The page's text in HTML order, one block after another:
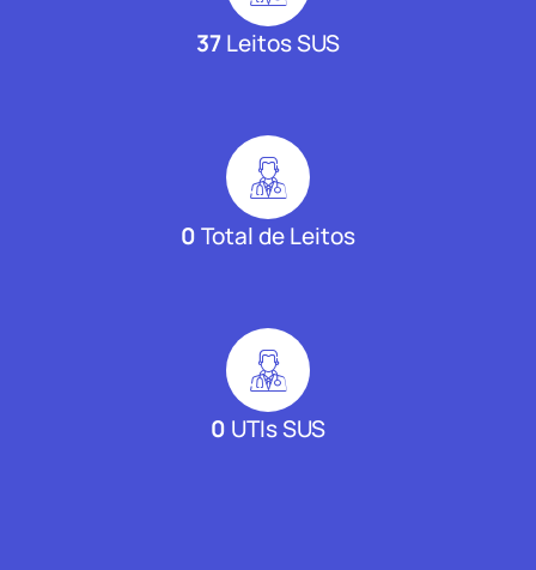
37Leitos SUS
0Total de Leitos
0 UTIs SUS